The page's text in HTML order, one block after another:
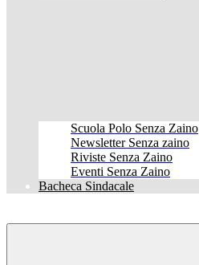
Scuola Polo Senza Zaino
Newsletter Senza zaino
Riviste Senza Zaino
Eventi Senza Zaino
Bacheca Sindacale